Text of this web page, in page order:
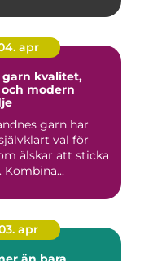
apr
modern
garn har
val för
älskar att sticka
Kombina...
apr